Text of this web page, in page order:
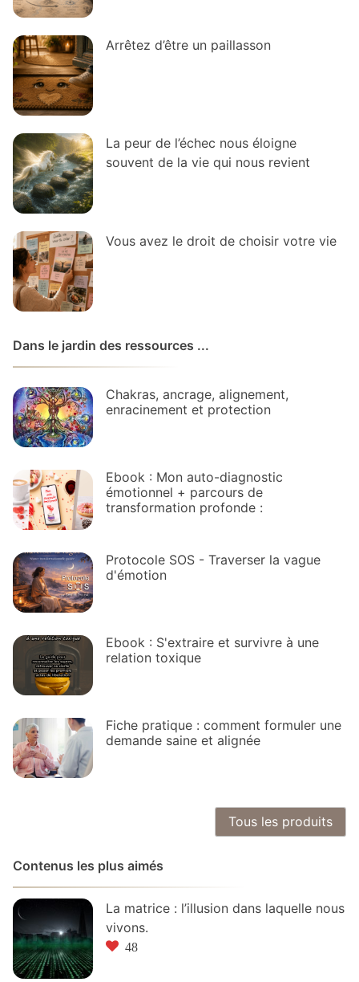
Arrêtez d’être un paillasson
La peur de l’échec nous éloigne
souvent de la vie qui nous revient
Vous avez le droit de choisir votre vie
Dans le jardin des ressources ...
Chakras, ancrage, alignement,
enracinement et protection
Ebook : Mon auto-diagnostic
émotionnel + parcours de
transformation profonde :
Protocole SOS - Traverser la vague
d'émotion
Ebook : S'extraire et survivre à une
relation toxique
Fiche pratique : comment formuler une
demande saine et alignée
Tous les produits
Contenus les plus aimés
La matrice : l’illusion dans laquelle nous
vivons.
48